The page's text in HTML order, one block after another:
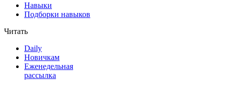
Навыки
Подборки навыков
Читать
Daily
Новичкам
Еженедельная
рассылка